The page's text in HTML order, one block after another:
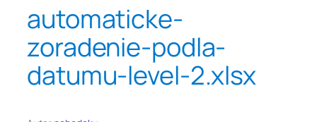
automaticke-
zoradenie-podla-
datumu-level-2.xlsx